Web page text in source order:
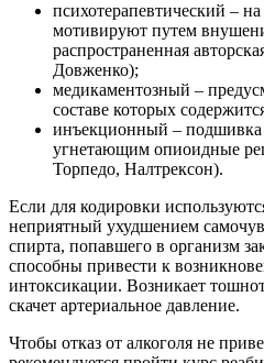
психотерапевтический –
мотивируют путем
распространенная
Довженко);
медикаментозный –
составе которых
инъекционный –
угнетающим опиоидные
Торпедо, Налтрексон).
Если для кодировки
неприятный ухудшением
спирта, попавшего в организм
способны привести к
интоксикации. Возникает
скачет артериальное давление.
Чтобы отказ от алкоголя не